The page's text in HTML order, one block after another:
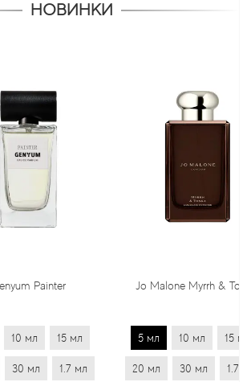
НОВИНКИ
Painter
15 мл
1.7 мл
Jo Malone Myrrh & Tonka
10 мл 15 мл
20 мл 30 мл 1.7 мл